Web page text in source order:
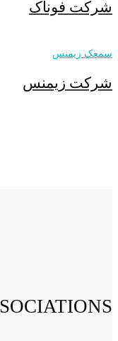
شرکت فوناک
سمعک زیمنس
شرکت زیمنس